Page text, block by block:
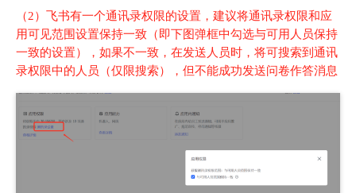
（2）飞书有一个通讯录权限的设置，建议将通讯录权限和应
用可见范围设置保持一致（即下图弹框中勾选与可用人员保持
一致的设置），如果不一致，在发送人员时，将可搜索到通讯
录权限中的人员（仅限搜索），但不能成功发送问卷作答消息